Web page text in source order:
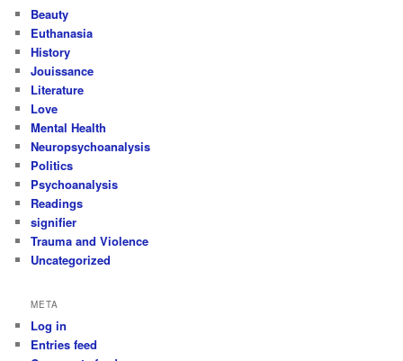
Beauty
Euthanasia
History
Jouissance
Literature
Love
Mental Health
Neuropsychoanalysis
Politics
Psychoanalysis
Readings
signifier
Trauma and Violence
Uncategorized
META
Log in
Entries feed